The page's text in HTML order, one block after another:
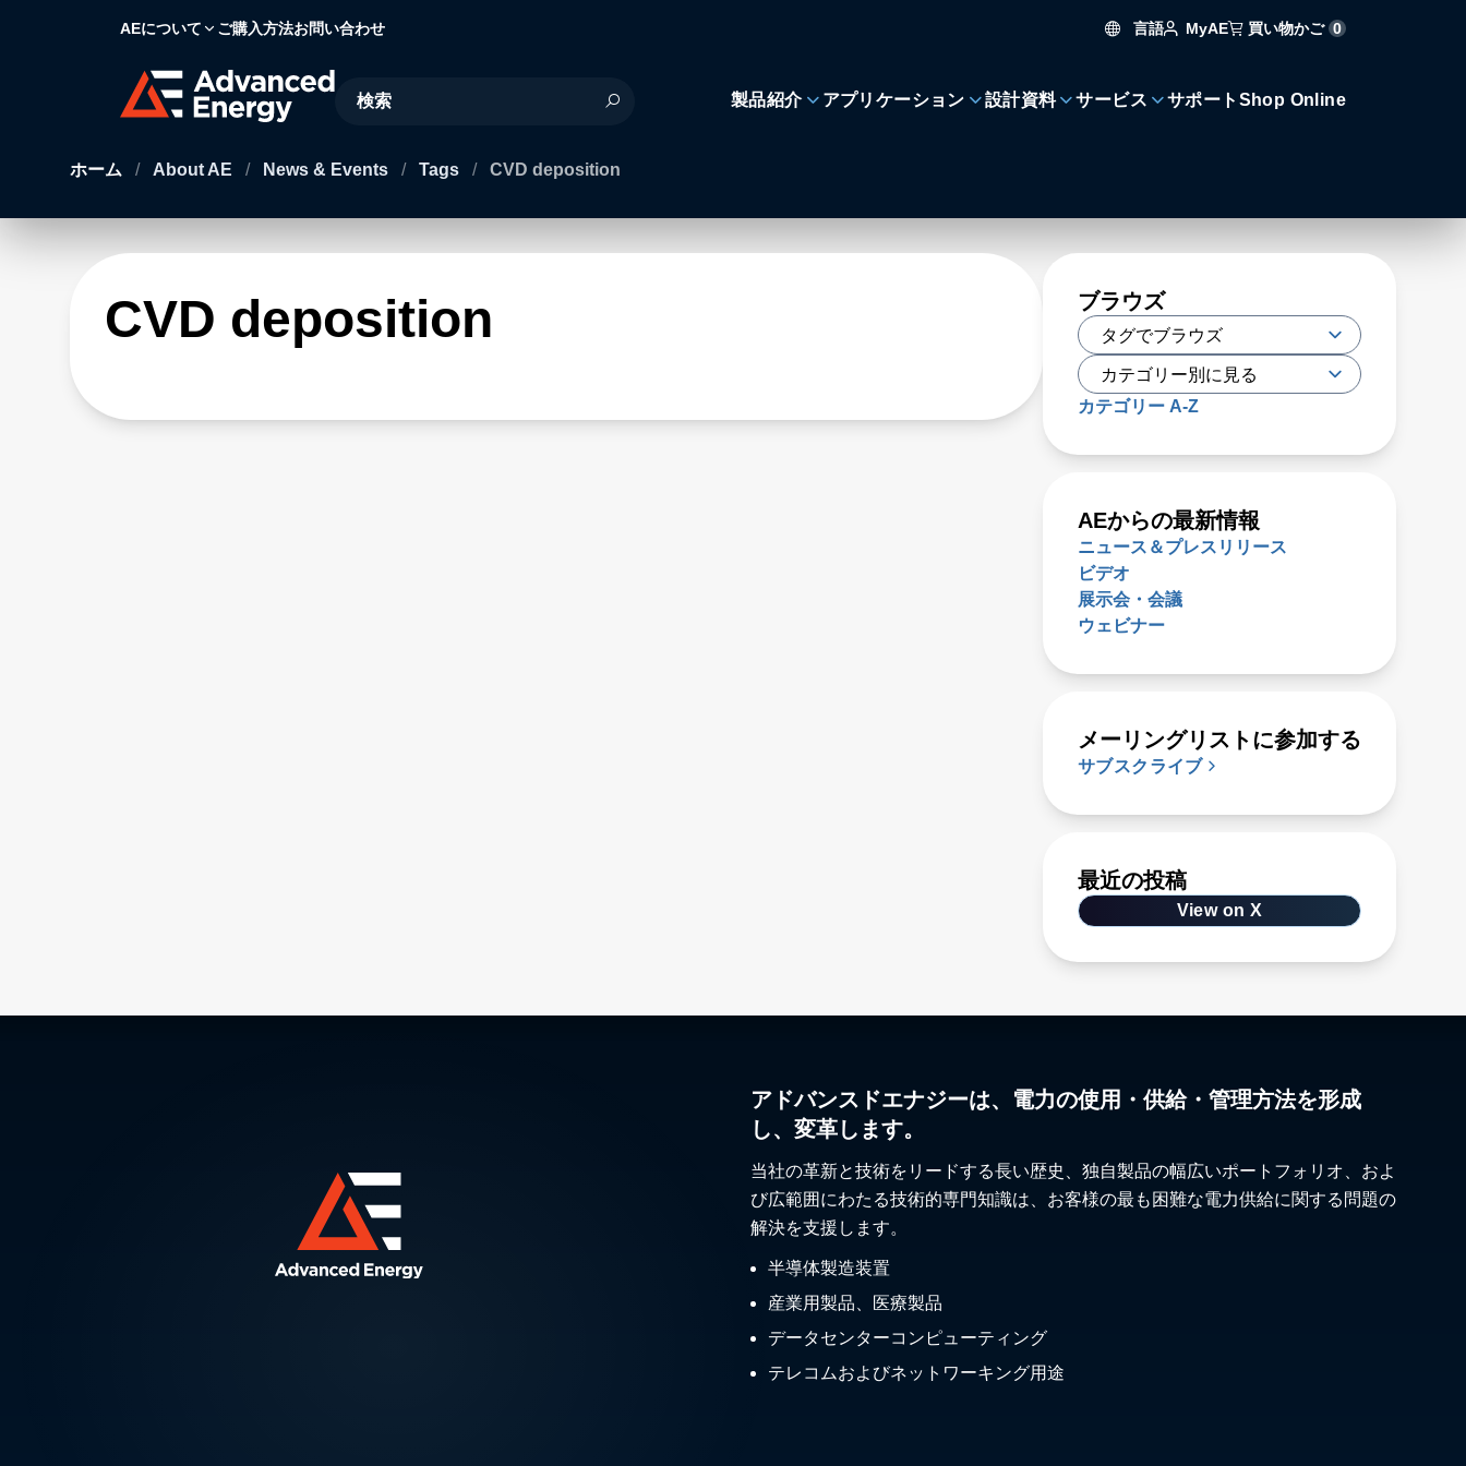
AEについて ご購入方法お問い合わせ 言語 MyAE 買い物かご 0
Site Search
製品紹介 アプリケーション 設計資料 サービス サポート Shop Online
ホーム / About AE / News & Events / Tags / CVD deposition
CVD deposition ブラウズ
カテゴリー A-Z
AEからの最新情報
ニュース＆プレスリリース
ビデオ
展示会・会議
ウェビナー
メーリングリストに参加する
サブスクライブ
最近の投稿
View on X
アドバンスドエナジーは、電力の使用・供給・管理方法を形成
し、変革します。
当社の革新と技術をリードする長い歴史、独自製品の幅広いポートフォリオ、およ
び広範囲にわたる技術的専門知識は、お客様の最も困難な電力供給に関する問題の
解決を支援します。
半導体製造装置
産業用製品、医療製品
データセンターコンピューティング
テレコムおよびネットワーキング用途